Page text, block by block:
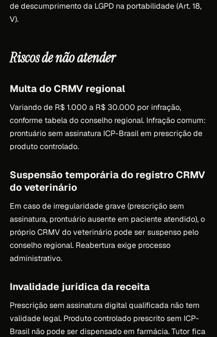
de descumprimento da LGPD na portabilidade (Art. 18,
V).
Riscos de não atender
Multa do CRMV regional
Variando de R$ 1.000 a R$ 30.000 por infração,
conforme tabela do conselho regional. Infração comum:
prontuário sem assinatura ICP-Brasil em prescrição de
produto controlado.
Suspensão temporária do registro CRMV
do veterinário
Em caso de irregularidade grave (prescrição sem
assinatura, prontuário ausente em paciente atendido), o
próprio CRMV do veterinário pode ser suspenso pelo
conselho regional. Reabertura exige processo
administrativo.
Invalidade jurídica da receita
Prescrição sem assinatura digital qualificada não tem
validade legal. Produto controlado prescrito sem ICP-
Brasil não pode ser dispensado em farmácia. Tutor fica